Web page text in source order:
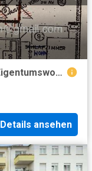
Sonnige 3 Zimmer Dachgeschoss Eigentumswohnung in Neuostheim
Details ansehen